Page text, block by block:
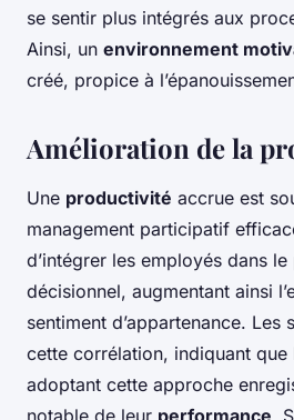
se sentir plus intégrés aux
Ainsi, un environnement
créé, propice à
Amélioration de la
Une productivité accrue est
management participatif
d’intégrer les employés dans
décisionnel, augmentant ainsi
sentiment d’appartenance. Les
cette corrélation, indiquant que
adoptant cette approche